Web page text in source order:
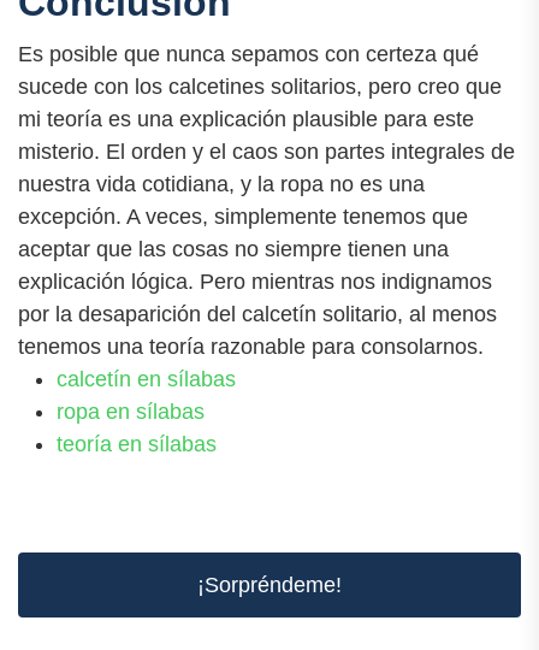
Es posible que nunca sepamos con certeza qué
sucede con los calcetines solitarios, pero creo que
mi teoría es una explicación plausible para este
misterio. El orden y el caos son partes integrales de
nuestra vida cotidiana, y la ropa no es una
excepción. A veces, simplemente tenemos que
aceptar que las cosas no siempre tienen una
explicación lógica. Pero mientras nos indignamos
por la desaparición del calcetín solitario, al menos
tenemos una teoría razonable para consolarnos.
calcetín en sílabas
ropa en sílabas
teoría en sílabas
¡Sorpréndeme!